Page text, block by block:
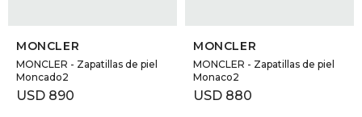
MONCLER
MONCLER - Zapatillas de piel
Moncado2
USD 890
MONCLER
MONCLER - Zapatillas de piel
Monaco2
USD 880